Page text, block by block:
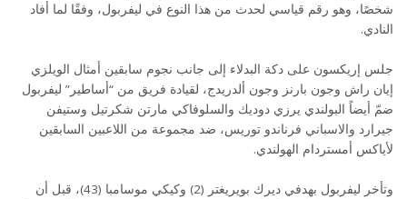
شخصًا، وهو رقم قياسي لحدث من هذا النوع في ليفربول، وفقًا لما أفاد
النادي.
جلس إريكسون على دكة البدلاء إلى جانب نجوم سابقين أمثال الويلزي
إيان راش وجون بارنز وجون ألدريدج، لقيادة فريق من “أساطير” ليفربول
ضمّ أيضاً البولندي يرزي دوديك والسلوفاكي مارتن شكرتيل وستيفن
جيرارد والاسباني فرناندو توريس، ضد مجموعة من اللاعبين السابقين
لأياكس أمستردام الهولندي.
وتأخر ليفربول بهدفي ديرك بويريغتر (2) وكيكي موسامبا (43)، قبل أن